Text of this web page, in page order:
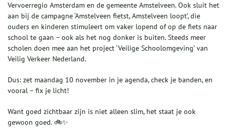
Vervoerregio Amsterdam en de gemeente Amstelveen. Ook sluit het
aan bij de campagne ‘Amstelveen fietst, Amstelveen loopt’, die
ouders en kinderen stimuleert om vaker lopend of op de fiets naar
school te gaan – ook als het nog donker is buiten. Steeds meer
scholen doen mee aan het project ‘Veilige Schoolomgeving’ van
Veilig Verkeer Nederland.
Dus: zet maandag 10 november in je agenda, check je banden, en
vooral – fix je licht!
Want goed zichtbaar zijn is niet alleen slim, het staat je ook
gewoon goed. 🚲✨